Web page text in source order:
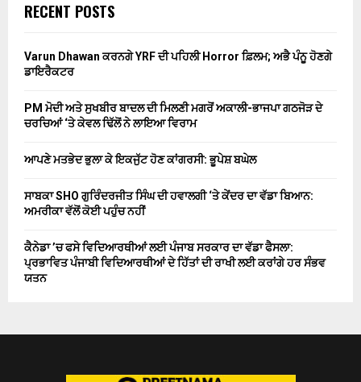
RECENT POSTS
Varun Dhawan ਕਰਨਗੇ YRF ਦੀ ਪਹਿਲੀ Horror ਫ਼ਿਲਮ; ਅਭੈ ਪੰਨੂ ਹੋਣਗੇ
ਡਾਇਰੈਕਟਰ
PM ਮੋਦੀ ਅਤੇ ਸੁਖਬੀਰ ਬਾਦਲ ਦੀ ਮਿਲਣੀ ਮਗਰੋਂ ਅਕਾਲੀ-ਭਾਜਪਾ ਗਠਜੋੜ ਦੇ
ਚਰਚਿਆਂ ‘ਤੇ ਕੇਵਲ ਢਿੱਲੋਂ ਨੇ ਲਾਇਆ ਵਿਰਾਮ
ਆਪਣੇ ਮਤਭੇਦ ਭੁਲਾ ਕੇ ਇਕਜੁੱਟ ਹੋਣ ਕਾਂਗਰਸੀ: ਭੂਪੇਸ਼ ਬਘੇਲ
ਸਾਬਕਾ SHO ਗੁਰਿੰਦਰਜੀਤ ਸਿੰਘ ਦੀ ਹਵਾਲਗੀ ‘ਤੇ ਕੇਂਦਰ ਦਾ ਵੱਡਾ ਬਿਆਨ:
ਅਮਰੀਕਾ ਵੱਲੋਂ ਕੋਈ ਪਹੁੰਚ ਨਹੀਂ
ਕੈਨੇਡਾ ’ਚ ਫਸੇ ਵਿਦਿਆਰਥੀਆਂ ਲਈ ਪੰਜਾਬ ਸਰਕਾਰ ਦਾ ਵੱਡਾ ਫੈਸਲਾ:
ਪ੍ਰਭਾਵਿਤ ਪੰਜਾਬੀ ਵਿਦਿਆਰਥੀਆਂ ਦੇ ਹਿੱਤਾਂ ਦੀ ਰਾਖੀ ਲਈ ਕਰਾਂਗੇ ਹਰ ਸੰਭਵ
ਯਤਨ